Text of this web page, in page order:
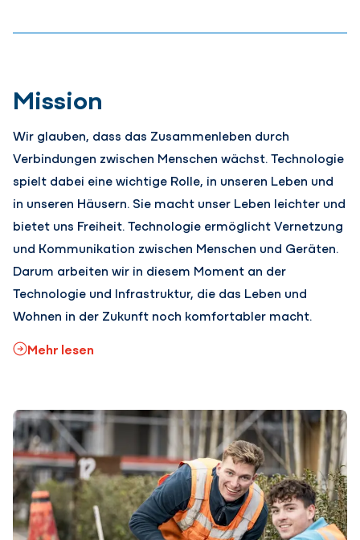
Mission
Wir glauben, dass das Zusammenleben durch
Verbindungen zwischen Menschen wächst. Technologie
spielt dabei eine wichtige Rolle, in unseren Leben und
in unseren Häusern. Sie macht unser Leben leichter und
bietet uns Freiheit. Technologie ermöglicht Vernetzung
und Kommunikation zwischen Menschen und Geräten.
Darum arbeiten wir in diesem Moment an der
Technologie und Infrastruktur, die das Leben und
Wohnen in der Zukunft noch komfortabler macht.
Mehr lesen